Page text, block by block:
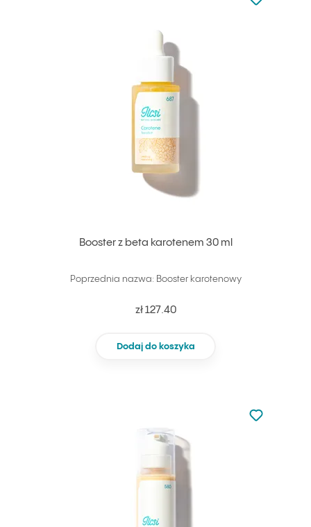
Booster z beta karotenem 30 ml
Poprzednia nazwa: Booster karotenowy
zł 127.40
Dodaj do koszyka
Dodaj do
Nie dodano
Dodaj do